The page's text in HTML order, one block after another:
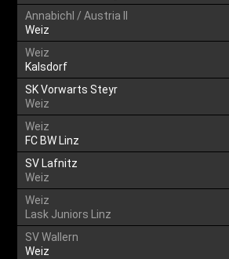
Annabichl / Austria II
Weiz
Weiz
Kalsdorf
SK Vorwarts Steyr
Weiz
Weiz
FC BW Linz
SV Lafnitz
Weiz
Weiz
Lask Juniors Linz
SV Wallern
Weiz